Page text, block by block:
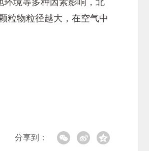
境等多种因素影响，北
粒物粒径越大，在空气中
分享到：